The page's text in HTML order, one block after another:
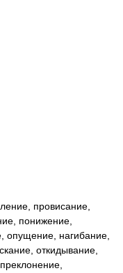
провисание,
понижение,
опущение, нагибание,
откидывание,